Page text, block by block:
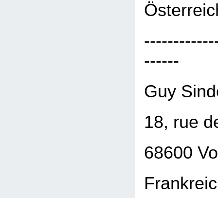
------
Guy
18, rue
68600